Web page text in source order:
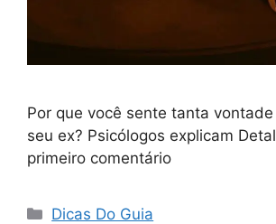
Por que você sente tanta
seu ex? Psicólogos explicam
primeiro comentário
Categorias
Dicas Do Guia